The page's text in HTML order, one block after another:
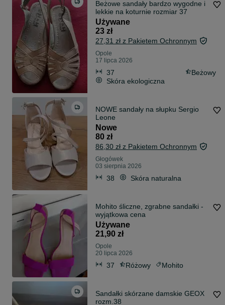
Beżowe sandały bardzo wygodne i
lekkie na koturnie rozmiar 37
Używane
23 zł
27,31 zł z Pakietem Ochronnym
Opole
17 lipca 2026
37
Beżowy
Skóra ekologiczna
NOWE sandały na słupku Sergio
Leone
Nowe
80 zł
86,30 zł z Pakietem Ochronnym
Głogówek
03 sierpnia 2026
38 Skóra naturalna
Mohito śliczne, zgrabne sandałki -
wyjątkowa cena
Używane
21,90 zł
Opole
20 lipca 2026
37 Różowy Mohito
Sandałki skórzane damskie GEOX
rozm.38